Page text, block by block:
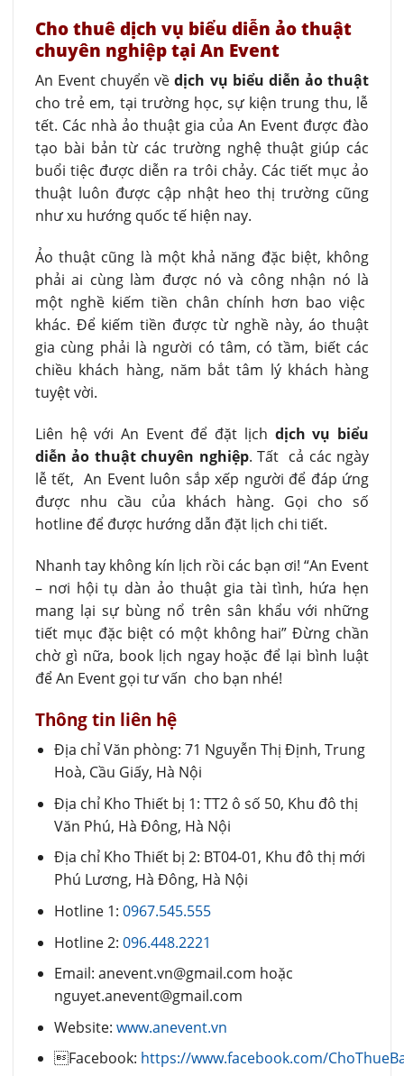
Cho thuê dịch vụ biểu diễn ảo thuật
chuyên nghiệp tại An Event
An Event chuyển vềdịch vụ biểu diễn ảo thuật
cho trẻ em, tại trường học, sự kiện trung thu, lễ
tết. Các nhà ảo thuật gia của An Event được đào
tạo bài bản từ các trường nghệ thuật giúp các
buổi tiệc được diễn ra trôi chảy. Các tiết mục ảo
thuật luôn được cập nhật heo thị trường cũng
như xu hướng quốc tế hiện nay.
Ảo thuật cũng là một khả năng đặc biệt, không
phải ai cùng làm được nó và công nhận nó là
một nghề kiếm tiền chân chính hơn bao việc
khác. Để kiếm tiền được từ nghề này, áo thuật
gia cùng phải là người có tâm, có tầm, biết các
chiều khách hàng, năm bắt tâm lý khách hàng
tuyệt vời.
Liên hệ với An Event để đặt lịch dịch vụ biểu
diễn ảo thuật chuyên nghiệp. Tất cả các ngày
lễ tết, An Event luôn sắp xếp người để đáp ứng
được nhu cầu của khách hàng. Gọi cho số
hotline để được hướng dẫn đặt lịch chi tiết.
Nhanh tay không kín lịch rồi các bạn ơi! “An Event
– nơi hội tụ dàn ảo thuật gia tài tình, hứa hẹn
mang lại sự bùng nổ trên sân khẩu với những
tiết mục đặc biệt có một không hai” Đừng chần
chờ gì nữa, book lịch ngay hoặc để lại bình luật
để An Event gọi tư vấn cho bạn nhé!
Thông tin liên hệ
Địa chỉ Văn phòng: 71 Nguyễn Thị Định, Trung
Hoà, Cầu Giấy, Hà Nội
Địa chỉ Kho Thiết bị 1: TT2 ô số 50, Khu đô thị
Văn Phú, Hà Đông, Hà Nội
Địa chỉ Kho Thiết bị 2: BT04-01, Khu đô thị mới
Phú Lương, Hà Đông, Hà Nội
Hotline 1: 0967.545.555
Hotline 2: 096.448.2221
Email: anevent.vn@gmail.com hoặc
nguyet.anevent@gmail.com
Website: www.anevent.vn
Facebook: https://www.facebook.com/